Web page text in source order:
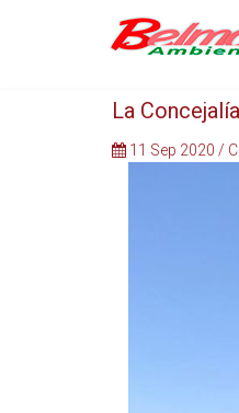
La
11 Sep 2020 /